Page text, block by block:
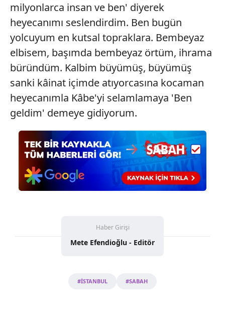
milyonlarca insan ve ben' diyerek
heyecanımı seslendirdim. Ben bugün
yolcuyum en kutsal topraklara. Bembeyaz
elbisem, başımda bembeyaz örtüm, ihrama
büründüm. Kalbim büyümüş, büyümüş
sanki kâinat içimde atıyorcasına kocaman
heyecanımla Kâbe'yi selamlamaya 'Ben
geldim' demeye gidiyorum.
Haber Girişi
Mete Efendioğlu - Editör
#İSTANBUL #SABAH